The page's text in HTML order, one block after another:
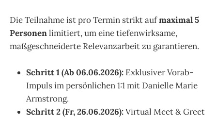
Die Teilnahme ist pro Termin strikt aufmaximal 5
Personenlimitiert, um eine tiefenwirksame,
maßgeschneiderte Relevanzarbeit zu garantieren.
Schritt 1 (Ab 06.06.2026): Exklusiver Vorab-
Impuls im persönlichen 1:1 mit Danielle Marie
Armstrong.
Schritt 2 (Fr, 26.06.2026):Virtual Meet & Greet